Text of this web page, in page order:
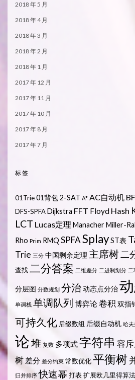
2018 年 5 月
2018 年 4 月
2018 年 3 月
2018 年 2 月
2018 年 1 月
2017 年 12 月
2017 年 11 月
2017 年 10 月
2017 年 8 月
2017 年 7 月
标签
01Trie01背包2-SAT A* AC自动机
DFS-SPFADijkstra FFT Floyd Hash
LCT Lucas定理 ManacherMiller-
Rho Prim RMQ SPFASplayST表
Trie 三分 中国剩余定理 主席树二
查找二分答案 二维差分 二进制划分 二
分层图 分数规划 分治动态点分治
单调栈 单调队列 博弈论卷积 双指
可持久化 后缀数组 后缀自动机 哈
论堆 复数 多项式字符串 容
树 差分 差分约束 常数优化平衡树
归并排序 快速幂 打表扩展欧几里得算法